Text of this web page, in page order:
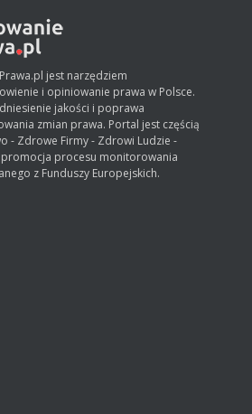
jest narzędziem
i opiniowanie prawa w Polsce.
jakości i poprawa
zmian prawa. Portal jest częścią
- Zdrowe Firmy - Zdrowi Ludzie -
procesu monitorowania
z Funduszy Europejskich.